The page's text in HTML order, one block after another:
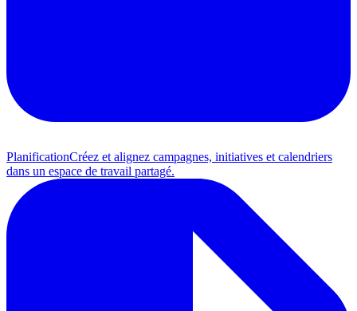
PlanificationCréez et alignez campagnes, initiatives et calendriers
dans un espace de travail partagé.